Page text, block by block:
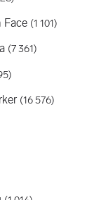
Face (1 101)
(7 361)
)
(16 576)